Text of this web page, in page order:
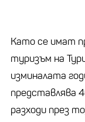
Като се имат
туризъм на
изминалата
представлява
разходи през